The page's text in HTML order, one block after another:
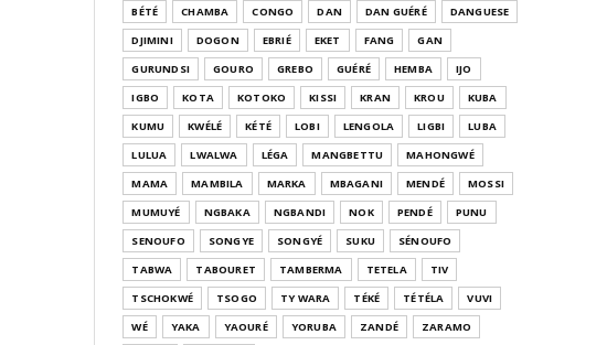
BÉTÉ
CHAMBA CONGO DAN DAN GUÉRÉ
DANGUESE
DJIMINI
DOGON EBRIÉ EKET FANG
GAN
GURUNDSI
GOURO GREBO GUÉRÉ HEMBA
IJO
IGBO
KOTA KOTOKO KISSI KRAN KROU
KUBA
KUMU
KWÉLÉ KÉTÉ LOBI LENGOLA LIGBI
LUBA
LULUA
LWALWA LÉGA MANGBETTU
MAHONGWÉ
MAMA
MAMBILA MARKA MBAGANI MENDÉ
MOSSI
MUMUYÉ
NGBAKA NGBANDI NOK PENDÉ
PUNU
SENOUFO
SONGYE SONGYÉ SUKU
SÉNOUFO
TABWA
TABOURET TAMBERMA TETELA
TIV
TSCHOKWÉ
TSOGO TY WARA TÉKÉ TÉTÉLA
VUVI
WÉ
YAKA YAOURÉ YORUBA ZANDÉ
ZARAMO